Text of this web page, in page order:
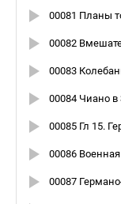
00081 Планы
00082
00083
00085 Гл 15.